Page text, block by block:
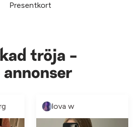
Presentkort
tröja -
lova w